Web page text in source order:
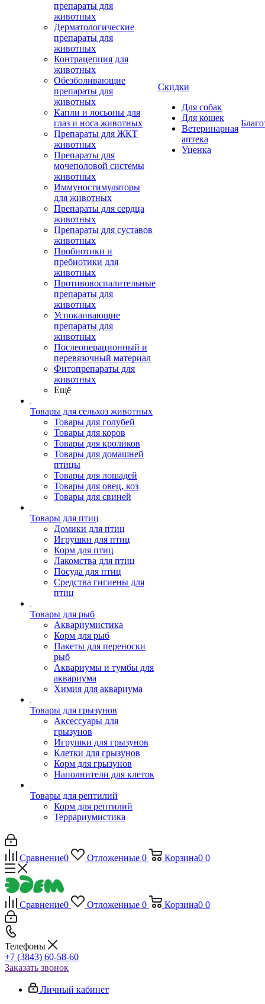
препараты для
животных
Дерматологические
препараты для
животных
Контрацепция для
животных
Обезболивающие
препараты для
животных
Капли и лосьоны для
глаз и носа животных
Препараты для ЖКТ
животных
Препараты для
мочеполовой системы
животных
Иммуностимуляторы
для животных
Препараты для сердца
животных
Препараты для суставов
животных
Пробиотики и
пребиотики для
животных
Противовоспалительные
препараты для
животных
Успокаивающие
препараты для
животных
Послеоперационный и
перевязочный материал
Фитопрепараты для
животных
Ещё
Товары для сельхоз животных
Товары для голубей
Товары для коров
Товары для кроликов
Товары для домашней
птицы
Товары для лошадей
Товары для овец, коз
Товары для свиней
Товары для птиц
Домики для птиц
Игрушки для птиц
Корм для птиц
Лакомства для птиц
Посуда для птиц
Средства гигиены для
птиц
Товары для рыб
Аквариумистика
Корм для рыб
Пакеты для переноски
рыб
Аквариумы и тумбы для
аквариума
Химия для аквариума
Товары для грызунов
Аксессуары для
грызунов
Игрушки для грызунов
Клетки для грызунов
Корм для грызунов
Наполнители для клеток
Товары для рептилий
Корм для рептилий
Террариумистика
Скидки
Для собак
Для кошек
Ветеринарная
аптека
Уценка
Сравнение0 Отложенные 0 Корзина0 0
Сравнение0 Отложенные 0 Корзина0 0
Телефоны
+7 (3843) 60-58-60
Заказать звонок
Личный кабинет